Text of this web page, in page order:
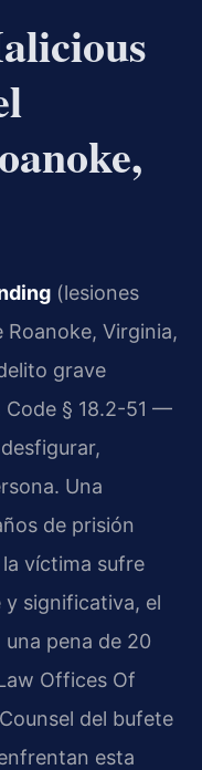
(lesiones
Roanoke, Virginia,
grave
§ 18.2-51 —
Una
de prisión
víctima sufre
significativa, el
una pena de 20
Offices Of
del bufete
esta